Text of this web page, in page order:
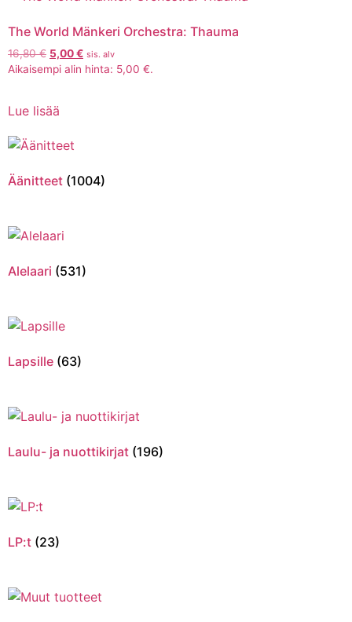
The World Mänkeri Orchestra: Thauma
16,80€ 5,00€ sis. alv
Aikaisempi alin hinta: 5,00 €.
Lue lisää
Äänitteet (1004)
Alelaari (531)
Lapsille (63)
Laulu- ja nuottikirjat (196)
LP:t (23)